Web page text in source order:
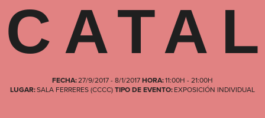
FECHA:27/9/2017 - 8/1/2017 HORA:11:00H - 21:00H
LUGAR:SALA FERRERES (CCCC) TIPO DE EVENTO: EXPOSICIÓN INDIVIDUAL